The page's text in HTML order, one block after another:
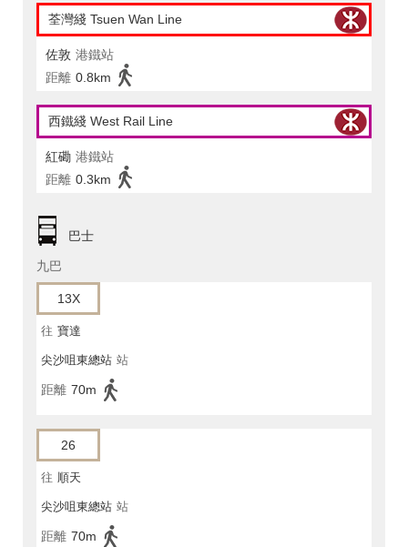
荃灣綫 Tsuen Wan Line
佐敦 港鐵站
距離 0.8km
西鐵綫 West Rail Line
紅磡 港鐵站
距離 0.3km
巴士
九巴
13X
往 寶達
尖沙咀東總站 站
距離 70m
26
往 順天
尖沙咀東總站 站
距離 70m